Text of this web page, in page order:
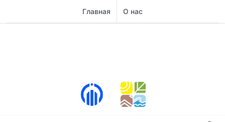
Главная О нас